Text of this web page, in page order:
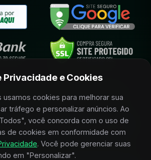
E RECEBA CONDIÇÕES
lançamentos, promoções e conteúdos
iluminação, acessórios e horticultura
Privacidade e Cookies
usamos cookies para melhorar sua
tráfego e personalizar anúncios. Ao
você concorda com o uso de
de cookies em conformidade com
. Você pode gerenciar suas
em "Personalizar".